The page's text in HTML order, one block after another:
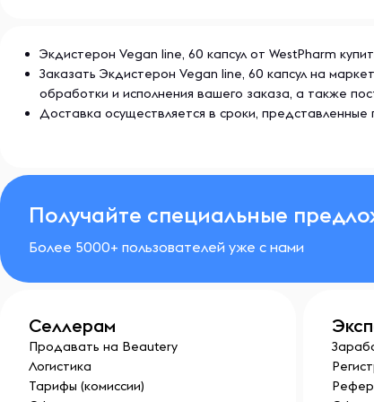
Экдистерон Vegan line, 60 капсул от WestPharm
Заказать Экдистерон Vegan line, 60 капсул на
обработки и исполнения вашего заказа, а также
Доставка осуществляется в сроки,
Получайте специальные
Более 5000+ пользователей уже с нами
Селлерам
Продавать на Beautery
Логистика
Тарифы (комиссии)